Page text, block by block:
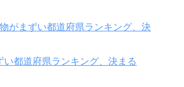
い都道府県ランキング、決まる